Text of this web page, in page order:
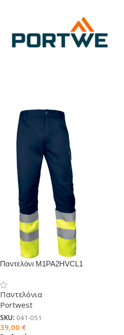
Παντελόνι M1PA2HVCL1
Παντελόνια
Portwest
SKU: 041-051
39,00 €